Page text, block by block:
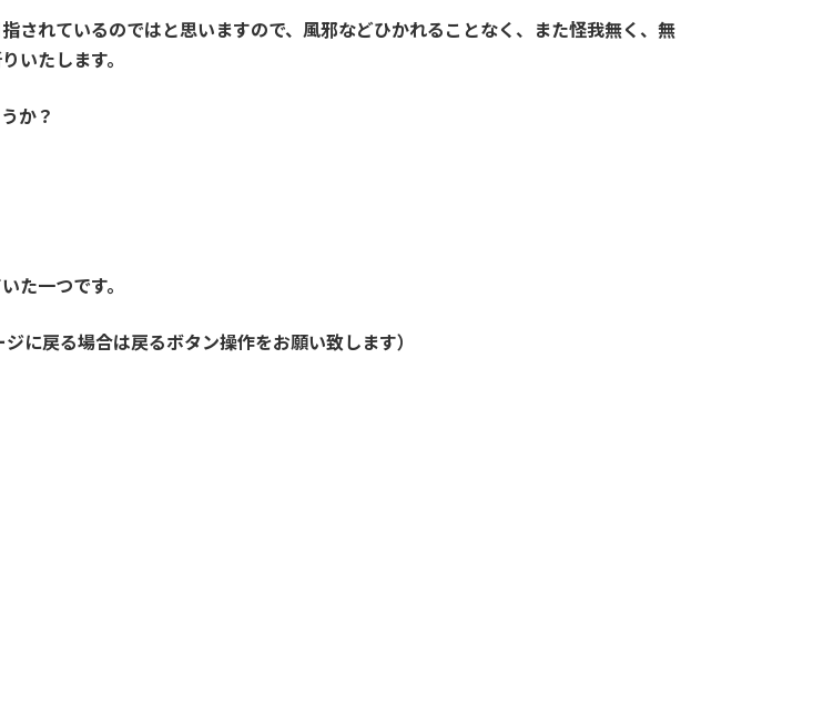
されているのではと思いますので、風邪などひかれることなく、また怪我無く、無
いたします。
か？
た一つです。
に戻る場合は戻るボタン操作をお願い致します）